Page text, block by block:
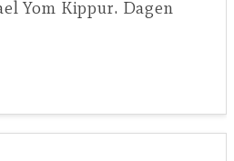
Yom Kippur. Dagen